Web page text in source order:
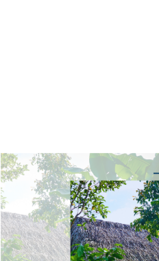
Imagen